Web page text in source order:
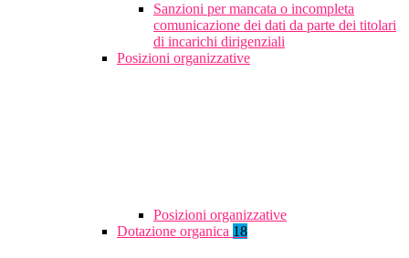
Sanzioni per mancata o incompleta
comunicazione dei dati da parte dei titolari
di incarichi dirigenziali
Posizioni organizzative
Posizioni organizzative
Dotazione organica 18